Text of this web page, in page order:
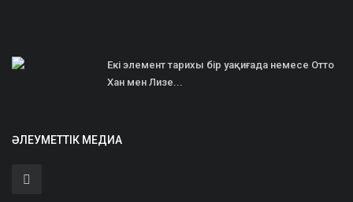
Екі элемент тарихы бір уақиғада немесе Отто
Хан мен Лизе...
ӘЛЕУМЕТТІК МЕДИА